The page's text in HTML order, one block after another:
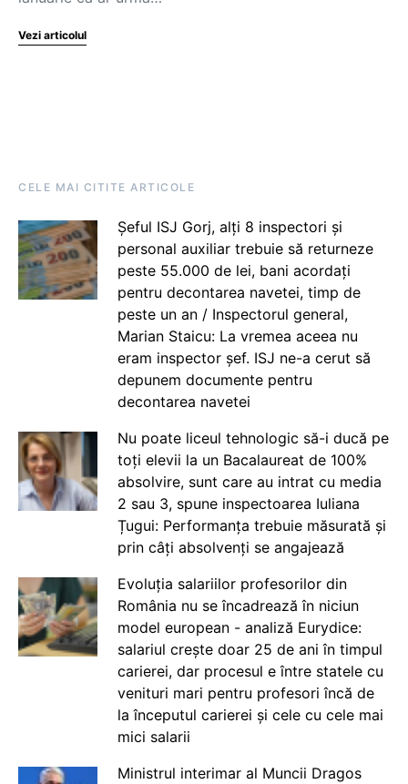
Vezi articolul
CELE MAI CITITE ARTICOLE
Șeful ISJ Gorj, alți 8 inspectori și
personal auxiliar trebuie să returneze
peste 55.000 de lei, bani acordați
pentru decontarea navetei, timp de
peste un an / Inspectorul general,
Marian Staicu: La vremea aceea nu
eram inspector șef. ISJ ne-a cerut să
depunem documente pentru
decontarea navetei
Nu poate liceul tehnologic să-i ducă pe
toți elevii la un Bacalaureat de 100%
absolvire, sunt care au intrat cu media
2 sau 3, spune inspectoarea Iuliana
Țugui: Performanța trebuie măsurată și
prin câți absolvenți se angajează
Evoluția salariilor profesorilor din
România nu se încadrează în niciun
model european - analiză Eurydice:
salariul crește doar 25 de ani în timpul
carierei, dar procesul e între statele cu
venituri mari pentru profesori încă de
la începutul carierei și cele cu cele mai
mici salarii
Ministrul interimar al Muncii Dragos